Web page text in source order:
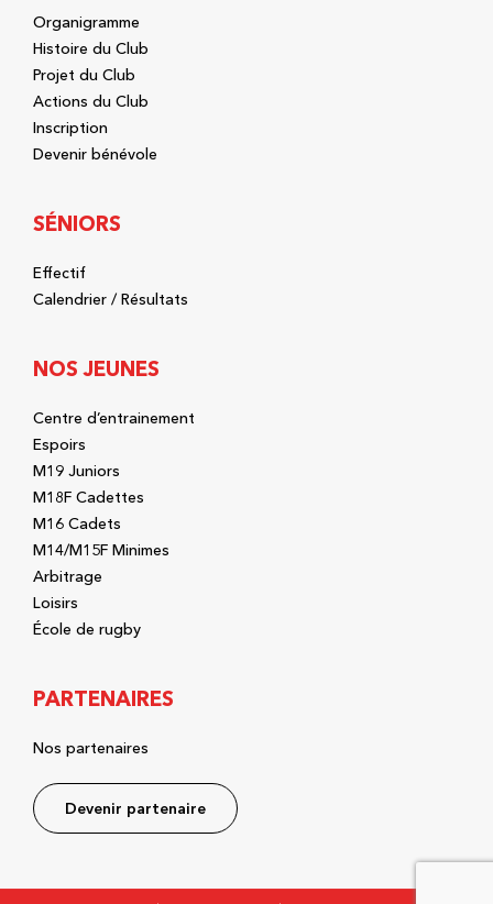
Organigramme
Histoire du Club
Projet du Club
Actions du Club
Inscription
Devenir bénévole
SÉNIORS
Effectif
Calendrier / Résultats
NOS JEUNES
Centre d’entrainement
Espoirs
M19 Juniors
M18F Cadettes
M16 Cadets
M14/M15F Minimes
Arbitrage
Loisirs
École de rugby
PARTENAIRES
Nos partenaires
Devenir partenaire